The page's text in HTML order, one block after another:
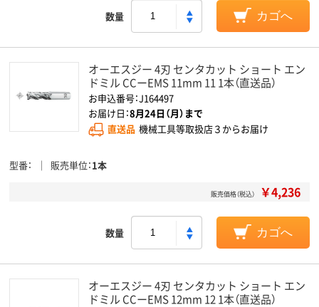
数量 カゴへ
オーエスジー 4刃 センタカット ショート エン
ドミル CCーEMS 11mm 11 1本（直送品）
お申込番号：J164497
お届け日：8月24日（月）まで
直送品 機械工具等取扱店３からお届け
型番 販売単位 1本
販売価格（税込） ￥4,236
数量 カゴへ
オーエスジー 4刃 センタカット ショート エン
ドミル CCーEMS 12mm 12 1本（直送品）